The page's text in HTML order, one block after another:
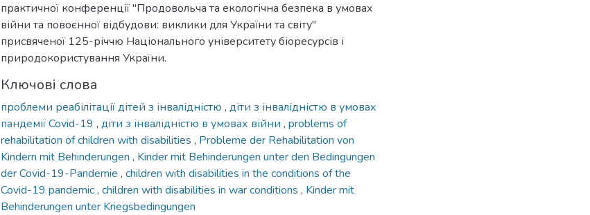
практичної конференції "Продовольча та екологічна безпека в умовах
війни та повоєнної відбудови: виклики для України та світу"
присвяченої 125-річчю Національного університету біоресурсів і
природокористування України.
Ключові слова
проблеми реабілітації дітей з інвалідністю , діти з інвалідністю в умовах
пандемії Covid-19 , діти з інвалідністю в умовах війни , problems of
rehabilitation of children with disabilities , Probleme der Rehabilitation von
Kindern mit Behinderungen , Kinder mit Behinderungen unter den Bedingungen
der Covid-19-Pandemie , children with disabilities in the conditions of the
Covid-19 pandemic, children with disabilities in war conditions , Kinder mit
Behinderungen unter Kriegsbedingungen